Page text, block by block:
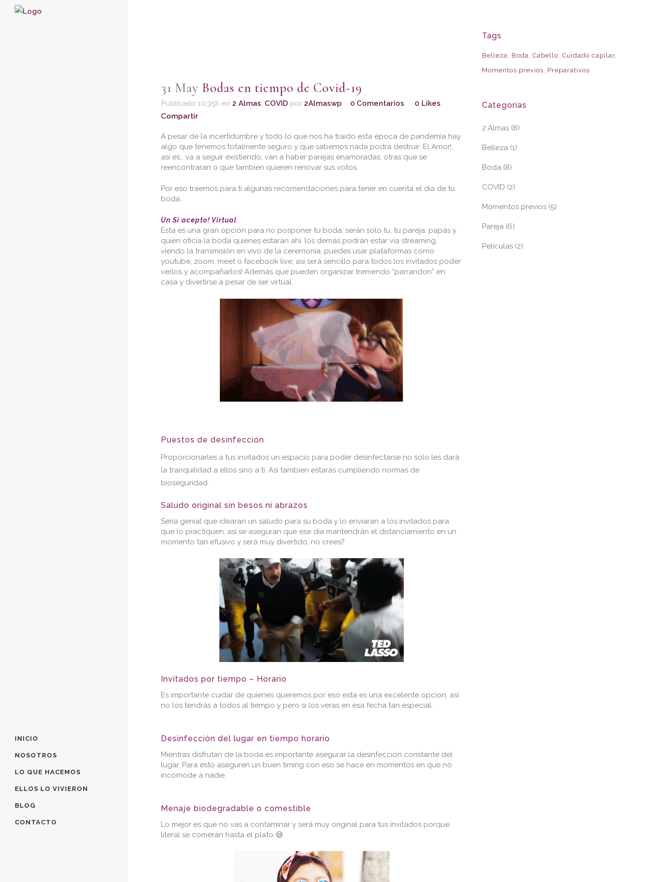
INICIO
NOSOTROS
LO QUE HACEMOS
ELLOS LO VIVIERON
BLOG
CONTACTO
31 May Bodas en tiempo de Covid-19
Publicado 10:35h en 2 Almas, COVID por 2Almaswp 0 Comentarios 0 Likes
Compartir
A pesar de la incertidumbre y todo lo que nos ha traído esta época de pandemia hay
algo que tenemos totalmente seguro y que sabemos nada podrá destruir: El Amor!,
asi es… va a seguir existiendo, van a haber parejas enamoradas, otras que se
reencontraran o que tambien quieren renovar sus votos.
Por eso traemos para ti algunas recomendaciones para tener en cuenta el dia de tu
boda.
Un Sí acepto! Virtual
Esta es una gran opción para no posponer tu boda, serán solo tu, tu pareja, papás y
quien oficia la boda quienes estarán ahí, los demás podrán estar vía streaming,
viendo la transmisión en vivo de la ceremonia, puedes usar plataformas como
youtube, zoom, meet o facebook live; así será sencillo para todos los invitados poder
verlos y acompañarlos! Además que pueden organizar tremendo “parrandon” en
casa y divertirse a pesar de ser virtual.
Puestos de desinfección
Proporcionarles a tus invitados un espacio para poder desinfectarse no solo les dará
la tranquilidad a ellos sino a ti. Así tambien estarás cumpliendo normas de
bioseguridad.
Saludo original sin besos ni abrazos
Sería genial que idearan un saludo para su boda y lo enviaran a los invitados para
que lo practiquen, así se aseguran que ese día mantendrán el distanciamiento en un
momento tan efusivo y será muy divertido, no crees?
Invitados por tiempo – Horario
Es importante cuidar de quienes queremos por eso esta es una excelente opcion, asi
no los tendrás a todos al tiempo y pero si los veras en esa fecha tan especial.
Desinfección del lugar en tiempo horario
Mientras disfrutan de la boda es importante asegurar la desinfección constante del
lugar. Para esto aseguren un buen timing con eso se hace en momentos en que no
incomode a nadie.
Menaje biodegradable o comestible
Lo mejor es que no vas a contaminar y será muy original para tus invitados porque
literal se comerán hasta el plato 😅
Tags
Belleza Boda Cabello
Cuidado capilar
Momentos previos
Preparativos
Categorías
2 Almas (8)
Belleza (1)
Boda (8)
COVID (2)
Momentos previos (5)
Pareja (6)
Películas (2)